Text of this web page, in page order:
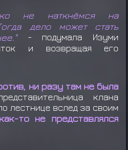
не наткнёмся на
дело может стать
- подумала Изуми
и возвращая его
ни разу там не была
клана
лестнице вслед за своим
как-то не представлялся